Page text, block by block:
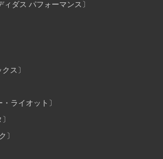
ィダス パフォーマンス〕
ス〕
ライオット〕
〕